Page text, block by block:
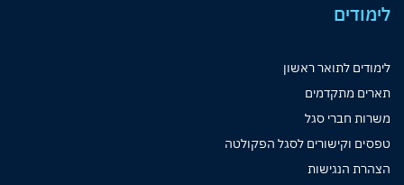
לימודים
לימודים לתואר ראשון
תארים מתקדמים
משרות חברי סגל
טפסים וקישורים לסגל הפקולטה
הצהרת הנגישות